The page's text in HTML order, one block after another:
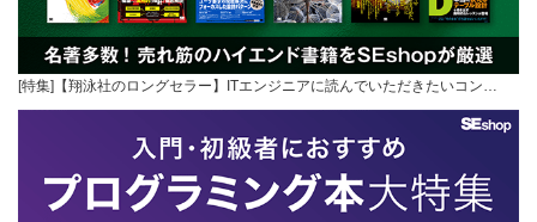
[特集]【翔泳社のロングセラー】ITエンジニアに読んでいただきたいコン…